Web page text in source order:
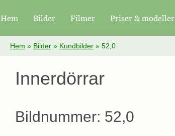
Hem Bilder Filmer Priser & modeller
Hem » Bilder » Kundbilder » 52,0
Innerdörrar
Bildnummer: 52,0